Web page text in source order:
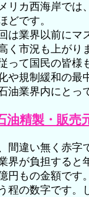
リカ西海岸では
どです。
業界以前にマ
く市況も上がり
って国民の皆様
や規制緩和の最
業界内にとっ
油精製・販売
間違い無く赤字
界が負担すると
円もの金額です
の数字です。